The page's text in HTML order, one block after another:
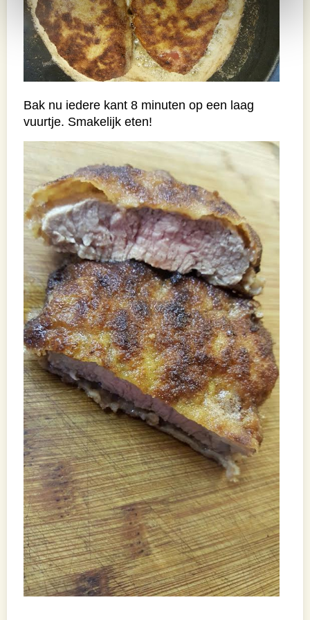
Bak nu iedere kant 8 minuten op een laag
vuurtje. Smakelijk eten!